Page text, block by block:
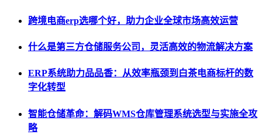
跨境电商erp选哪个好，助力企业全球市场高效运营
什么是第三方仓储服务公司，灵活高效的物流解决方案
ERP系统助力品品香：从效率瓶颈到白茶电商标杆的数
字化转型
智能仓储革命：解码WMS仓库管理系统选型与实施全攻
略